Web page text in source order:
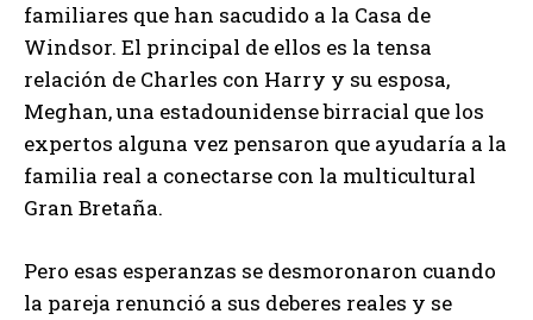
familiares que han sacudido a la Casa de
Windsor. El principal de ellos es la tensa
relación de Charles con Harry y su esposa,
Meghan, una estadounidense birracial que los
expertos alguna vez pensaron que ayudaría a la
familia real a conectarse con la multicultural
Gran Bretaña.
Pero esas esperanzas se desmoronaron cuando
la pareja renunció a sus deberes reales y se